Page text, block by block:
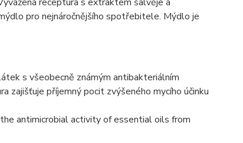
pro nejnáročnějšího spotřebitele. Mýdlo je
s všeobecně známým antibakteriálním
zajišťuje příjemný pocit zvýšeného mycího účinku
antimicrobial activity of essential oils from